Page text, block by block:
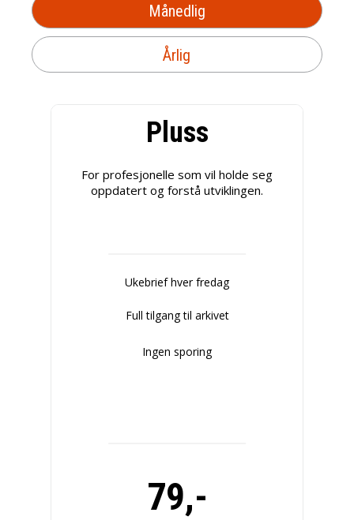
Månedlig
Årlig
Pluss
For profesjonelle som vil holde seg
oppdatert og forstå utviklingen.
Ukebrief hver fredag
Full tilgang til arkivet
Ingen sporing
79,-